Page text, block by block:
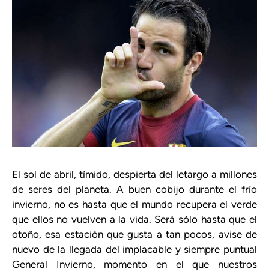
El sol de abril, tímido, despierta del letargo a millones
de seres del planeta. A buen cobijo durante el frío
invierno, no es hasta que el mundo recupera el verde
que ellos no vuelven a la vida. Será sólo hasta que el
otoño, esa estación que gusta a tan pocos, avise de
nuevo de la llegada del implacable y siempre puntual
General Invierno, momento en el que nuestros